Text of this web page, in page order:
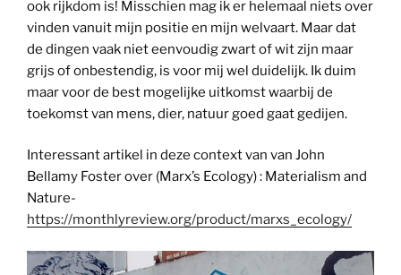
ook rijkdom is! Misschien mag ik er helemaal niets over
vinden vanuit mijn positie en mijn welvaart. Maar dat
de dingen vaak niet eenvoudig zwart of wit zijn maar
grijs of onbestendig, is voor mij wel duidelijk. Ik duim
maar voor de best mogelijke uitkomst waarbij de
toekomst van mens, dier, natuur goed gaat gedijen.
Interessant artikel in deze context van van John
Bellamy Foster over (Marx’s Ecology) : Materialism and
Nature-
https://monthlyreview.org/product/marxs_ecology/